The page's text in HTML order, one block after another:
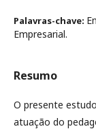
Palavras-chave:
Empresarial.
Resumo
O presente
atuação do